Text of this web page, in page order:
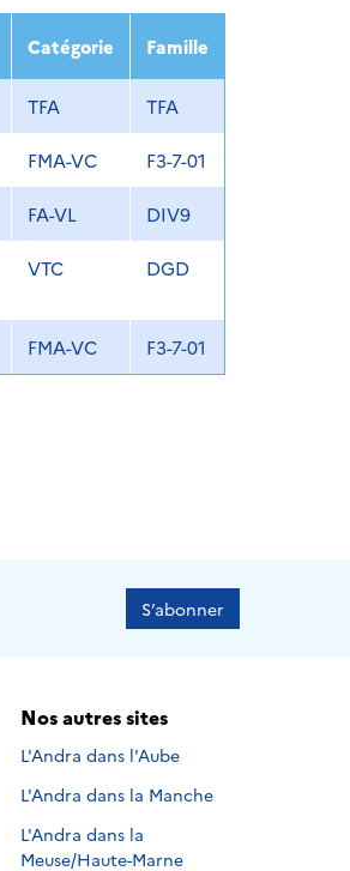
2022 2023
Catégorie Famille
TFA TFA
FMA-VC F3-7-01
FA-VL DIV9
VTC DGD
FMA-VC F3-7-01
S’abonner
Nos autres sites
L'Andra dans l'Aube
L'Andra dans la Manche
L'Andra dans la
Meuse/Haute-Marne